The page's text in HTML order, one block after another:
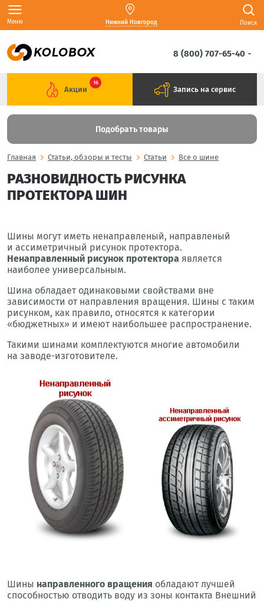
Меню Нижний Новгород Поиск
8 (800) 707-65-40
Акции
16
Запись на сервис
Подобрать товары
Главная Статьи, обзоры и тесты Статьи Все о шине
РАЗНОВИДНОСТЬ РИСУНКА
ПРОТЕКТОРА ШИН
Шины могут иметь ненаправленый, направленый
и ассиметричный рисунок протектора.
Ненаправленный рисунок протектора является
наиболее универсальным.
Шина обладает одинаковыми свойствами вне
зависимости от направления вращения. Шины с таким
рисунком, как правило, относятся к категории
«бюджетных» и имеют наибольшее распространение.
Такими шинами комплектуются многие автомобили
на заводе-изготовителе.
Шины направленного вращения обладают лучшей
способностью отводить воду из зоны контакта Внешний